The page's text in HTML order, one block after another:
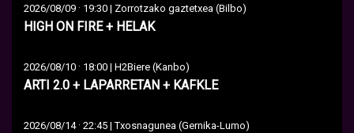
2026/08/09 · 19:30 | Zorrotzako gaztetxea (Bilbo)
HIGH ON FIRE + HELAK
2026/08/10 · 18:00 | H2Biere (Kanbo)
ARTI 2.0 + LAPARRETAN + KAFKLE
2026/08/14· 22:45 | Txosnagunea (Gernika-Lumo)